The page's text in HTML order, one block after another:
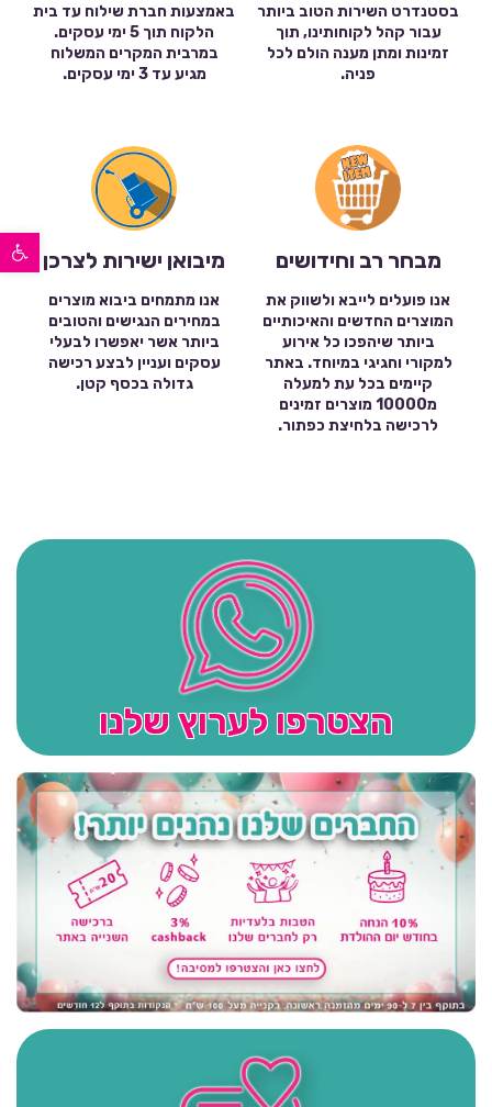
פתח סרגל נגישות
בסטנדרט השירות הטוב ביותר
עבור קהל לקוחותינו, תוך
זמינות ומתן מענה הולם לכל
פניה.
באמצעות חברת שילוח עד בית
הלקוח תוך 5 ימי עסקים.
במרבית המקרים המשלוח
מגיע עד 3 ימי עסקים.
מבחר רב וחידושים
אנו פועלים לייבא ולשווק את
המוצרים החדשים והאיכותיים
ביותר שיהפכו כל אירוע
למקורי וחגיגי במיוחד. באתר
קיימים בכל עת למעלה
מ10000 מוצרים זמינים
לרכישה בלחיצת כפתור.
מיבואן ישירות לצרכן
אנו מתמחים ביבוא מוצרים
במחירים הנגישים והטובים
ביותר אשר יאפשרו לבעלי
עסקים ועניין לבצע רכישה
גדולה בכסף קטן.
הצטרפו לערוץ שלנו